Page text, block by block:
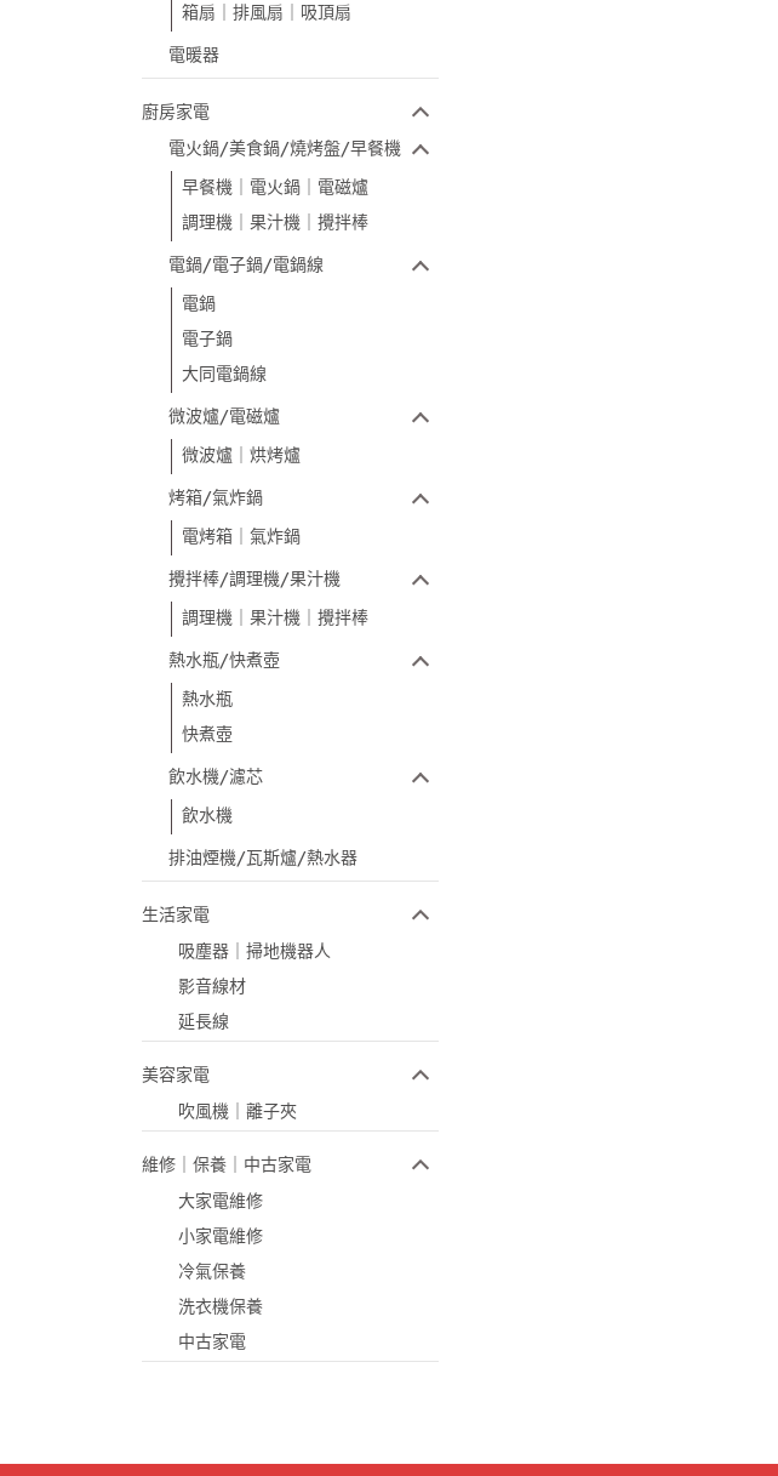
箱扇｜排風扇｜吸頂扇
電暖器
廚房家電
電火鍋/美食鍋/燒烤盤/早餐機
早餐機｜電火鍋｜電磁爐
調理機｜果汁機｜攪拌棒
電鍋/電子鍋/電鍋線
電鍋
電子鍋
大同電鍋線
微波爐/電磁爐
微波爐｜烘烤爐
烤箱/氣炸鍋
電烤箱｜氣炸鍋
攪拌棒/調理機/果汁機
調理機｜果汁機｜攪拌棒
熱水瓶/快煮壺
熱水瓶
快煮壺
飲水機/濾芯
飲水機
排油煙機/瓦斯爐/熱水器
生活家電
吸塵器｜掃地機器人
影音線材
延長線
美容家電
吹風機｜離子夾
維修｜保養｜中古家電
大家電維修
小家電維修
冷氣保養
洗衣機保養
中古家電